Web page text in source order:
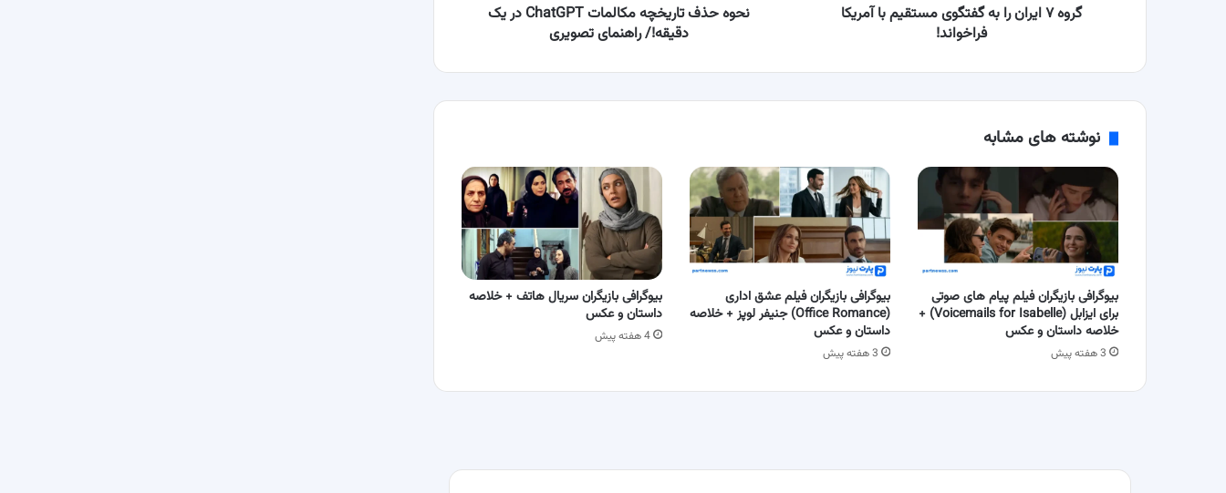
فراخواند!
گروه ۷ ایران را به گفتگوی مستقیم با آمریکا
فراخواند!
تصویری
نحوه حذف تاریخچه مکالمات ChatGPT در یک
دقیقه!/ راهنمای تصویری
نوشته های مشابه
بیوگرافی بازیگران فیلم پیام های صوتی
برای ایزابل (Voicemails for Isabelle) +
خلاصه داستان و عکس
3 هفته پیش
بیوگرافی بازیگران فیلم عشق اداری
(Office Romance) جنیفر لوپز + خلاصه
داستان و عکس
3 هفته پیش
بیوگرافی بازیگران سریال هاتف + خلاصه
داستان و عکس
4 هفته پیش